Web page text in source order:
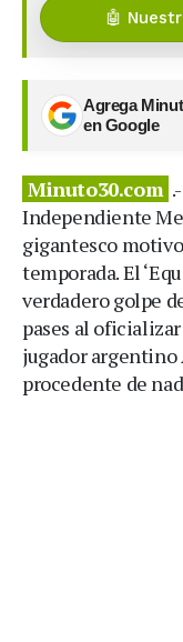
🤖
Agrega
en Google
Minuto30.com
Independiente
gigantesco
temporada. El
verdadero golpe
pases al
jugador
procedente de